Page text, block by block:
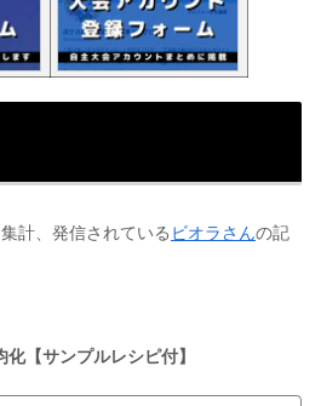
計、発信されている ビオラさんの記
【サンプルレシピ付】